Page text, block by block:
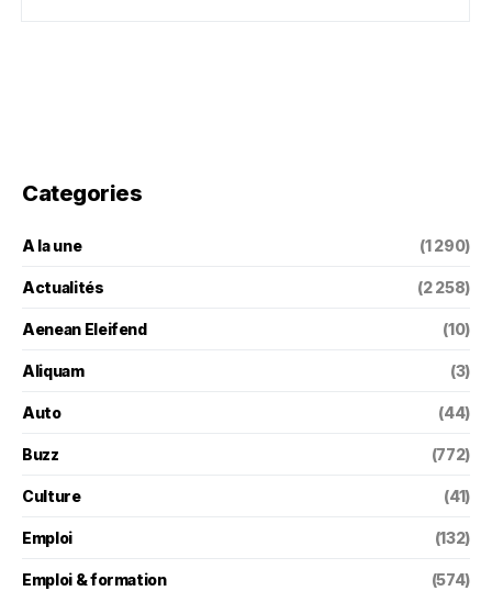
Categories
A la une (1 290)
Actualités (2 258)
Aenean Eleifend (10)
Aliquam (3)
Auto (44)
Buzz (772)
Culture (41)
Emploi (132)
Emploi & formation (574)